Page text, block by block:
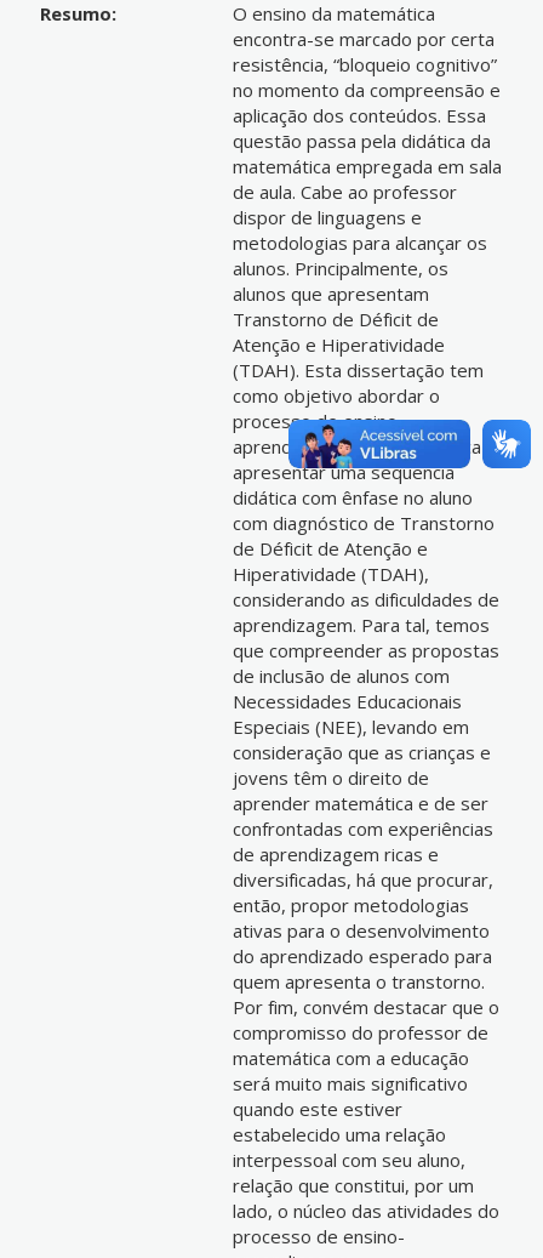
Resumo:
O ensino da matemática
encontra-se marcado por certa
resistência, “bloqueio cognitivo”
no momento da compreensão e
aplicação dos conteúdos. Essa
questão passa pela didática da
matemática empregada em sala
de aula. Cabe ao professor
dispor de linguagens e
metodologias para alcançar os
alunos. Principalmente, os
alunos que apresentam
Transtorno de Déficit de
Atenção e Hiperatividade
(TDAH). Esta dissertação tem
como objetivo abordar o
processo de ensino-
aprendizagem da matemática e
apresentar uma sequencia
didática com ênfase no aluno
com diagnóstico de Transtorno
de Déficit de Atenção e
Hiperatividade (TDAH),
considerando as dificuldades de
aprendizagem. Para tal, temos
que compreender as propostas
de inclusão de alunos com
Necessidades Educacionais
Especiais (NEE), levando em
consideração que as crianças e
jovens têm o direito de
aprender matemática e de ser
confrontadas com experiências
de aprendizagem ricas e
diversificadas, há que procurar,
então, propor metodologias
ativas para o desenvolvimento
do aprendizado esperado para
quem apresenta o transtorno.
Por fim, convém destacar que o
compromisso do professor de
matemática com a educação
será muito mais significativo
quando este estiver
estabelecido uma relação
interpessoal com seu aluno,
relação que constitui, por um
lado, o núcleo das atividades do
processo de ensino-